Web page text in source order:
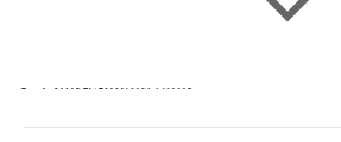
Elektrisch verwarmde voorstoelen
Sportstoelen voor
Ambiente verlichting